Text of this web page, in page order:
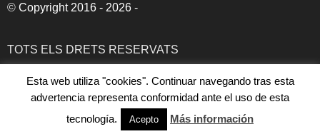
© Copyright 2016 - 2026 -
TOTS ELS DRETS RESERVATS
DRETS D'AUTOR
Esta web utiliza "cookies". Continuar navegando tras esta
advertencia representa conformidad ante el uso de esta
tecnología.
Acepto Más información